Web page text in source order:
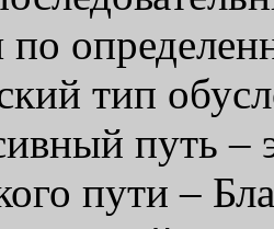
по
тип
путь –
пути –